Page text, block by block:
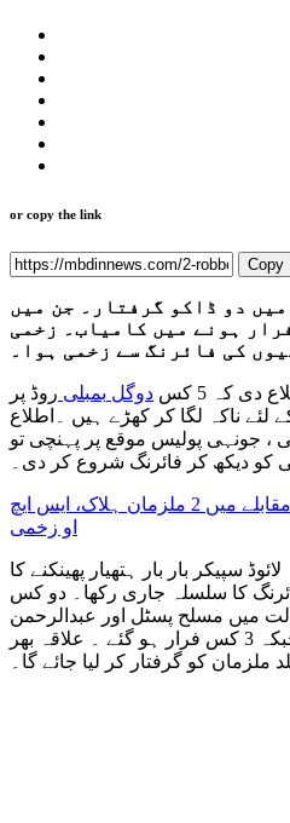
or copy the link
Copy
دو ڈاکو گرفتار۔ جن میں
ہونے میں کامیاب۔ زخمی
کی فائرنگ سے زخمی ہوا۔
کہ 5 کس دوگل بمبلی روڈ پر
لئے ناکہ لگا کر کھڑے ہیں ۔اطلاع
، جونہی پولیس موقع پر پہنچی تو
کو دیکھ کر فائرنگ شروع کر دی۔
منڈی بہاؤالدین: مبینہ پولیس مقابلے میں 2 ملزمان ہلاک، ایس ایچ
او زخمی
سپیکر بار بار ہتھیار پھینکنے کا
کا سلسلہ جاری رکھا۔ دو کس
میں مسلح پسٹل اور عبدالرحمن
مسلح پسٹل کو گرفتار کر لیا جبکہ 3 کس فرار ہو گئے ۔ علاقہ بھر
کو گرفتار کر لیا جائے گا۔